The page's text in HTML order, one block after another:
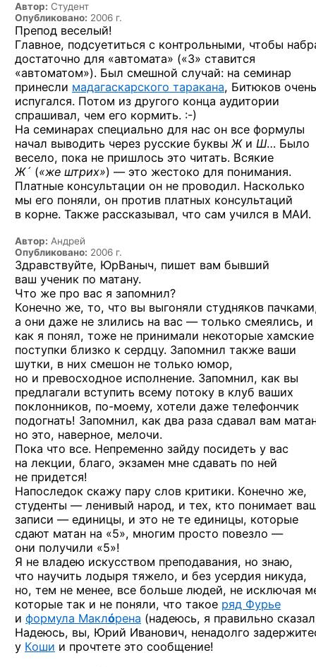
Автор: Студент
Опубликовано: 2006 г.
Препод веселый!
Главное, подсуетиться с контрольными, чтобы
достаточно для «автомата» («3» ставится
«автоматом»). Был смешной случай: на семинар
принесли мадагаскарского таракана, Битюков очень
испугался. Потом из другого конца аудитории
спрашивал, чем его кормить. :-)
На семинарах специально для нас он все формулы
начал выводить через русские буквы Жи Ш… Было
весело, пока не пришлось это читать. Всякие
Ж´ («же штрих») —это жестоко для понимания.
Платные консультации он не проводил. Насколько
мы его поняли, он против платных консультаций
в корне. Также рассказывал, что сам учился в МАИ.
Автор: Андрей
Опубликовано: 2006 г.
Здравствуйте, ЮрВаныч, пишет вам бывший
ваш ученик по матану.
Что же про вас я запомнил?
Конечно же, то, что вы выгоняли студняков
а они даже не злились на вас — только смеялись,
как я понял, тоже не принимали некоторые хамские
поступки близко к сердцу. Запомнил также ваши
шутки, в них смешон не только юмор,
но и превосходное исполнение. Запомнил, как вы
предлагали вступить всему потоку в клуб ваших
поклонников, по-моему, хотели даже телефончик
подогнать! Запомнил, как два раза сдавал вам
но это, наверное, мелочи.
Пока что все. Непременно зайду посидеть у вас
на лекции, благо, экзамен мне сдавать по ней
не придется!
Напоследок скажу пару слов критики. Конечно же,
студенты — ленивый народ, и тех, кто понимает
записи — единицы, и это не те единицы, которые
сдают матан на «5», многим просто повезло —
они получили «5»!
Я не владею искусством преподавания, но знаю,
что научить лодыря тяжело, и без усердия никуда,
но, тем не менее, все больше людей, не исключая
которые так и не поняли, что такое ряд Фурье
и формула Маклóрена (надеюсь, я правильно
Надеюсь, вы, Юрий Иванович, ненадолго
у Коши и прочтете это сообщение!